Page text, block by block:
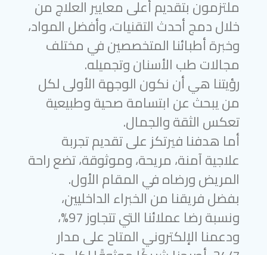
ملتزمون بتقديم أعلى معايير العلاج من
خلال دمج أحدث التقنيات، وأفضل المواد،
وخبرة أطبائنا المتخصصين في مختلف
مجالات طب الأسنان وتجميله.
رؤيتنا هي أن نكون الوجهة الأولى لكل
من يبحث عن ابتسامة صحية وطبيعية
تعكس الثقة والجمال.
أما هدفنا فيرتكز على تقديم تجربة
علاجية آمنة، مريحة، وموثوقة، تضع راحة
المريض ورضاه في المقام الأول.
بفضل فريقنا من الخبراء الداخليين،
ونسبة رضا عملائنا التي تتجاوز 97%،
ودعمنا الإلكتروني المتاح على مدار